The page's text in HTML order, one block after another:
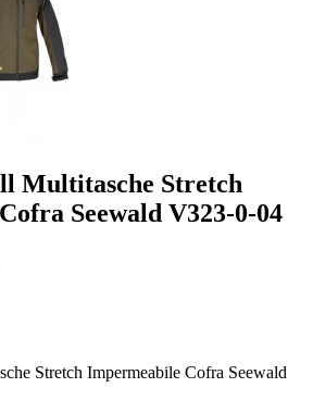
Multitasche Stretch
Seewald V323-0-04
Stretch Impermeabile Cofra Seewald